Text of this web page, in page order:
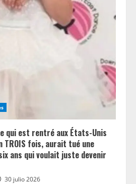
qui est rentré aux États-Unis
TROIS fois, aurait tué une
ans qui voulait juste devenir
30 julio 2026